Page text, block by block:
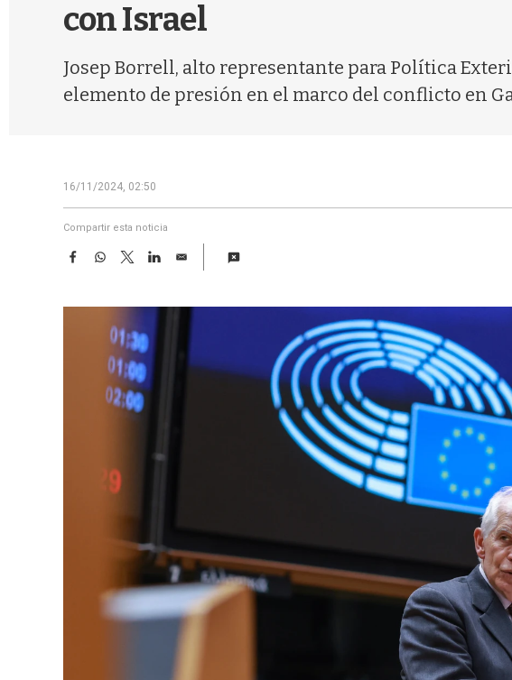
con Israel
Josep Borrell, alto representante para Política
elemento de presión en el marco del conflicto en
16/11/2024, 02:50
Compartir esta noticia
F
e
W
t
s
A
p
p
T
w
t
e
r
L
k
E
i